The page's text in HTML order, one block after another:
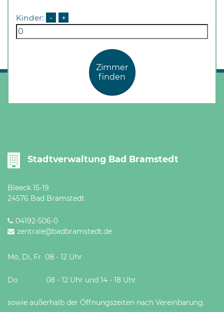
Kinder: - +
Zimmer
finden
Stadtverwaltung Bad Bramstedt
Bleeck 15-19
24576 Bad Bramstedt
04192-506-0
zentrale@badbramstedt.de
Mo, Di, Fr 08 - 12 Uhr
Do 08 - 12 Uhr und 14 - 18 Uhr
sowie außerhalb der Öffnungszeiten nach Vereinbarung.